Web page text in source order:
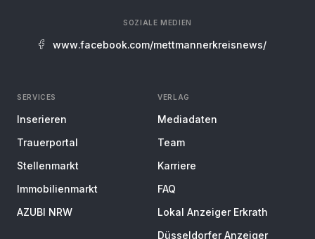
SOZIALE MEDIEN
www.facebook.com/mettmannerkreisnews/
SERVICES
Inserieren
Trauerportal
Stellenmarkt
Immobilienmarkt
AZUBI NRW
VERLAG
Mediadaten
Team
Karriere
FAQ
Lokal Anzeiger Erkrath
Düsseldorfer Anzeiger